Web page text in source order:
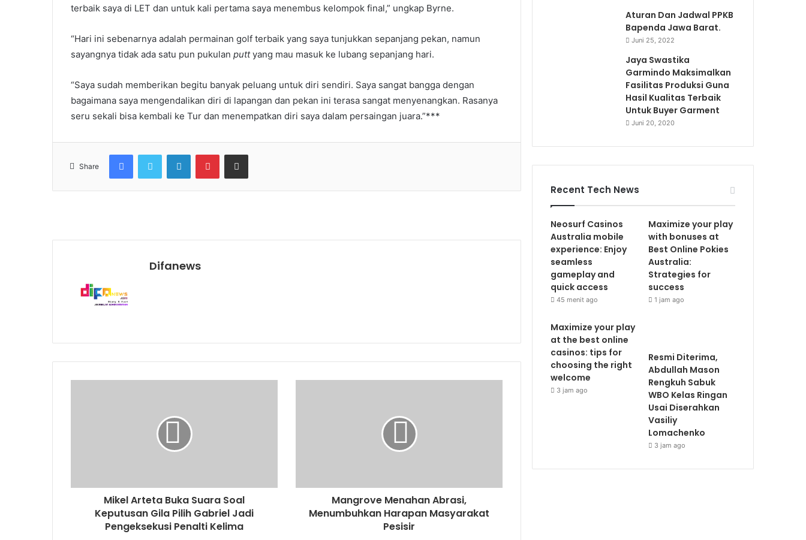
terbaik saya di LET dan untuk kali pertama saya menembus kelompok final,” ungkap Byrne.
“Hari ini sebenarnya adalah permainan golf terbaik yang saya tunjukkan sepanjang pekan, namun
sayangnya tidak ada satu pun pukulan puttyang mau masuk ke lubang sepanjang hari.
“Saya sudah memberikan begitu banyak peluang untuk diri sendiri. Saya sangat bangga dengan
bagaimana saya mengendalikan diri di lapangan dan pekan ini terasa sangat menyenangkan. Rasanya
seru sekali bisa kembali ke Tur dan menempatkan diri saya dalam persaingan juara.”***
Share
FacebookTwitter LinkedInPinterestShare via Email
Difanews
Mikel Arteta Buka Suara Soal
Keputusan Gila Pilih Gabriel Jadi
Pengeksekusi Penalti Kelima
Mangrove Menahan Abrasi,
Menumbuhkan Harapan Masyarakat
Pesisir
Aturan Dan Jadwal PPKB
Bapenda Jawa Barat.
Juni 25, 2022
Jaya Swastika
Garmindo Maksimalkan
Fasilitas Produksi Guna
Hasil Kualitas Terbaik
Untuk Buyer Garment
Juni 20, 2020
Recent Tech News
Neosurf Casinos
Australia mobile
experience: Enjoy
seamless
gameplay and
quick access
45 menit ago
Maximize your play
with bonuses at
Best Online Pokies
Australia:
Strategies for
success
1 jam ago
Maximize your play
at the best online
casinos: tips for
choosing the right
welcome
3 jam ago
Resmi Diterima,
Abdullah Mason
Rengkuh Sabuk
WBO Kelas Ringan
Usai Diserahkan
Vasiliy
Lomachenko
3 jam ago